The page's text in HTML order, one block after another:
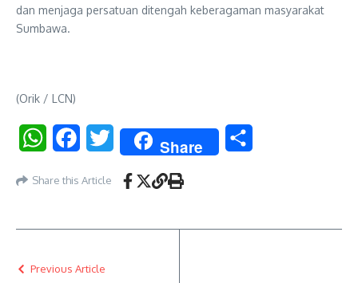
dan menjaga persatuan ditengah keberagaman masyarakat
Sumbawa.
(Orik / LCN)
WhatsAppFacebookTwitter Share
Share this Article
Previous Article